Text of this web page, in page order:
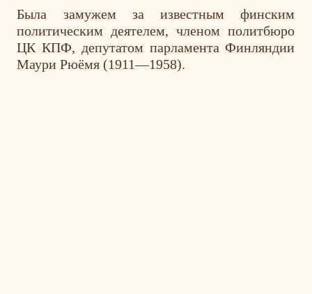
Была замужем за известным финским
политическим деятелем, членом политбюро
ЦК КПФ, депутатом парламента Финляндии
Маури Рюёмя (1911—1958).